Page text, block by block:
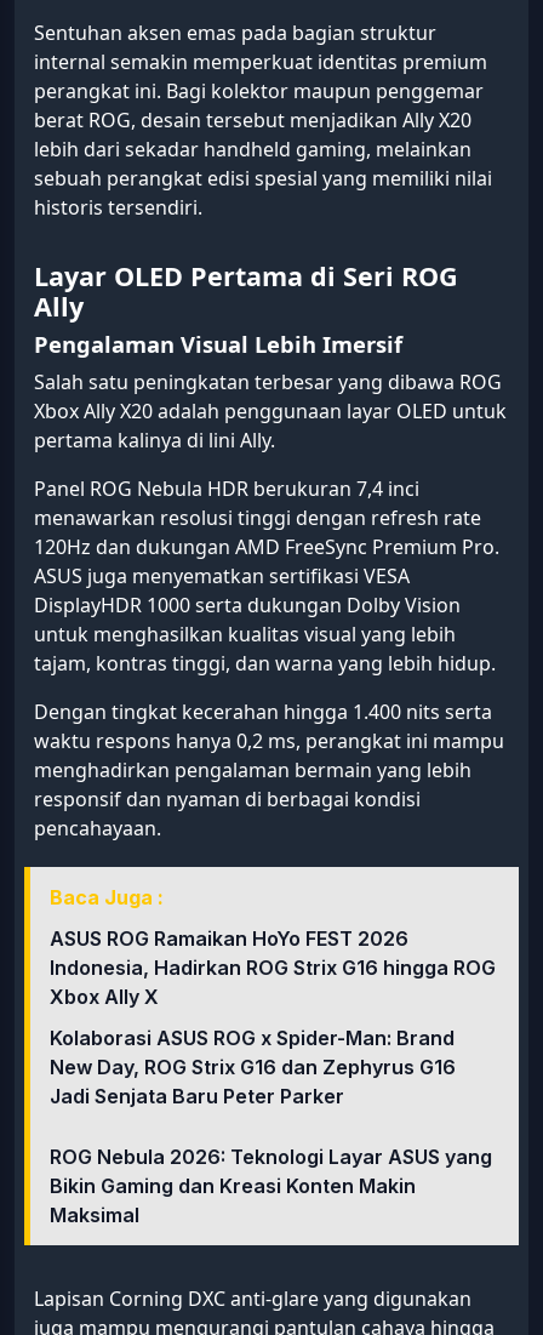
Sentuhan aksen emas pada bagian struktur
internal semakin memperkuat identitas premium
perangkat ini. Bagi kolektor maupun penggemar
berat ROG, desain tersebut menjadikan Ally X20
lebih dari sekadar handheld gaming, melainkan
sebuah perangkat edisi spesial yang memiliki nilai
historis tersendiri.
Layar OLED Pertama di Seri ROG
Ally
Pengalaman Visual Lebih Imersif
Salah satu peningkatan terbesar yang dibawa ROG
Xbox Ally X20 adalah penggunaan layar OLED untuk
pertama kalinya di lini Ally.
Panel ROG Nebula HDR berukuran 7,4 inci
menawarkan resolusi tinggi dengan refresh rate
120Hz dan dukungan AMD FreeSync Premium Pro.
ASUS juga menyematkan sertifikasi VESA
DisplayHDR 1000 serta dukungan Dolby Vision
untuk menghasilkan kualitas visual yang lebih
tajam, kontras tinggi, dan warna yang lebih hidup.
Dengan tingkat kecerahan hingga 1.400 nits serta
waktu respons hanya 0,2 ms, perangkat ini mampu
menghadirkan pengalaman bermain yang lebih
responsif dan nyaman di berbagai kondisi
pencahayaan.
Baca Juga :
ASUS ROG Ramaikan HoYo FEST 2026
Indonesia, Hadirkan ROG Strix G16 hingga ROG
Xbox Ally X
Kolaborasi ASUS ROG x Spider-Man: Brand
New Day, ROG Strix G16 dan Zephyrus G16
Jadi Senjata Baru Peter Parker
ROG Nebula 2026: Teknologi Layar ASUS yang
Bikin Gaming dan Kreasi Konten Makin
Maksimal
Lapisan Corning DXC anti-glare yang digunakan
juga mampu mengurangi pantulan cahaya hingga